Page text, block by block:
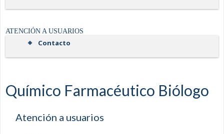
ATENCIÓN A USUARIOS
Contacto
Químico Farmacéutico Biólogo
Atención a usuarios